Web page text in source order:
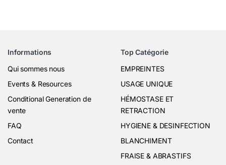
Informations
Qui sommes nous
Events & Resources
Conditional Generation de
vente
FAQ
Contact
Top Catégorie
EMPREINTES
USAGE UNIQUE
HÉMOSTASE ET
RETRACTION
HYGIENE & DESINFECTION
BLANCHIMENT
FRAISE & ABRASTIFS